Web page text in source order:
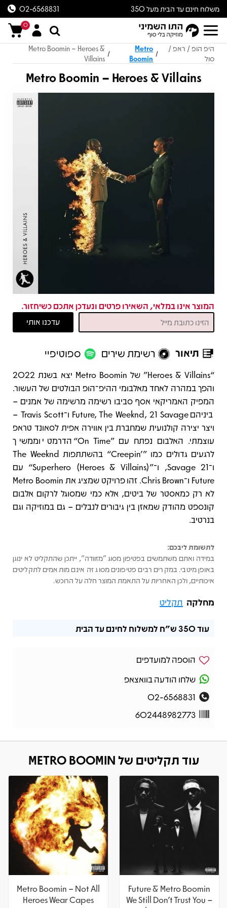
משלוח חינם עד הבית מעל 350
ש״ח
02-6568831
0
היפ הופ / ראפ /
סול
/
Metro
Boomin
/
Metro Boomin – Heroes &
Villains
Metro Boomin – Heroes & Villains
המוצר אינו במלאי, השאירו פרטים ונעדכן אתכם כשיחזור.
תיאור רשימת שירים ספוטיפיי
תיאור
“Heroes & Villains” של Metro Boomin יצא בשנת 2022
והפך במהרה לאחד מאלבומי ההיפ־הופ הבולטים של העשור.
המפיק האמריקאי אסף סביבו רשימה מרשימה של אמנים –
ביניהם Future, The Weeknd, 21 Savage ו־Travis Scott –
ויצר יצירה קולנועית שמחברת בין אווירה אפית לסאונד טראפ
עוצמתי. האלבום נפתח עם ‎“On Time”‎ הדרמטי וממשיך
לרגעים גדולים כמו ‎“Creepin’”‎ בהשתתפות The Weeknd
ו־21 Savage, ו־‎“Superhero (Heroes & Villains)”‎ עם
Future ו־Chris Brown. זהו פרויקט שמציג את Metro Boomin
לא רק כמאסטר של ביטים, אלא כמי שמסוגל לרקום אלבום
קונספט מהודק שמאזן בין גיבורים לנבלים – גם במוזיקה וגם
בנרטיב.
לתשומת ליבכם:
במידה ואתם משתמשים בפטיפון מסוג "מזוודה", ייתכן שהתקליט לא ינוגן
באופן מיטבי. במקרים רבים פטיפונים מסוג זה אינם מותאמים לתקליטים
איכותיים, ולכן האחריות על התאמת המוצר חלה על הרוכש.
מחלקה תקליט
עוד350 ש"ח למשלוח לחינם עד הבית
הוספה למועדפים
שלחו הודעה בוואצאפ
02-6568831
602448982773
עוד תקליטים של METRO BOOMIN
Future & Metro Boomin
We Still Don't Trust You –
Metro Boomin – Not All
Heroes Wear Capes